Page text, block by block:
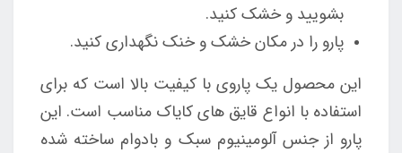
بشویید و خشک کنید.
پارو را در مکان خشک و خنک نگهداری کنید.
این محصول یک پاروی با کیفیت بالا است که برای
استفاده با انواع قایق های کایاک مناسب است. این
پارو از جنس آلومینیوم سبک و بادوام ساخته شده